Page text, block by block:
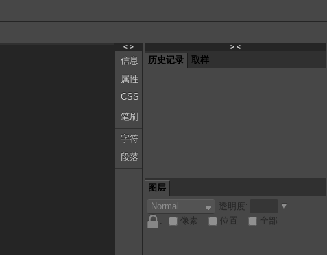
< >
信息
属性
CSS
笔刷
字符
段落
> <
历史记录 取样
图层
透明度:
▼
:
像素 位置 全部